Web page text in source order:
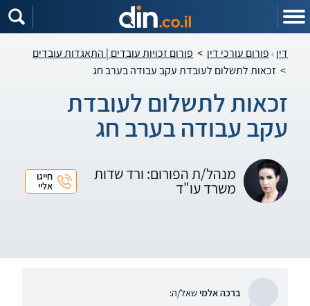
דין פורום עורכי דין > פורום זכויות עובדים | התאגדות עובדים
> זכאות לתשלום לעובדת עקב עבודה בערב חג
זכאות לתשלום לעובדת
עקב עבודה בערב חג
מנהל/ת הפורום: ורד שדות
משרד עו"ד
חייגו
אליי
ברכה אלמישאל/ה: